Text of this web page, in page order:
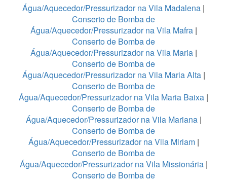
Água/Aquecedor/Pressurizador na Vila Madalena |
Conserto de Bomba de
Água/Aquecedor/Pressurizador na Vila Mafra |
Conserto de Bomba de
Água/Aquecedor/Pressurizador na Vila Maria|
Conserto de Bomba de
Água/Aquecedor/Pressurizador na Vila Maria Alta|
Conserto de Bomba de
Água/Aquecedor/Pressurizador na Vila Maria Baixa |
Conserto de Bomba de
Água/Aquecedor/Pressurizador na Vila Mariana|
Conserto de Bomba de
Água/Aquecedor/Pressurizador na Vila Miriam|
Conserto de Bomba de
Água/Aquecedor/Pressurizador na Vila Missionária|
Conserto de Bomba de